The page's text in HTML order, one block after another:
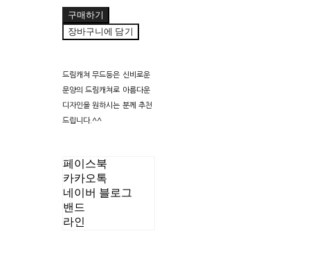
구매하기
장바구니에 담기
드림캐쳐 무드등은 신비로운
문양의 드림캐쳐로 아름다운
디자인을 원하시는 분께 추천
드립니다.^^
페이스북
카카오톡
네이버 블로그
밴드
라인